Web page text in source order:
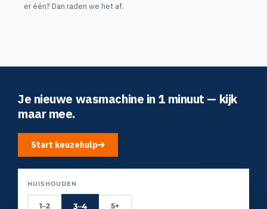
er één? Dan raden we het af.
Je nieuwe wasmachine in 1 minuut — kijk
maar mee.
Start keuzehulp
HUISHOUDEN
1–2 3–4 5+